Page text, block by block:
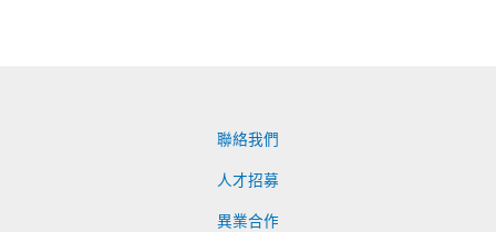
聯絡我們
人才招募
異業合作